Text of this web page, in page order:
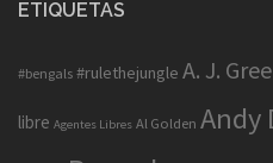
ETIQUETAS
#bengals #rulethejungle A. J.
libre Agentes Libres Al Golden Andy